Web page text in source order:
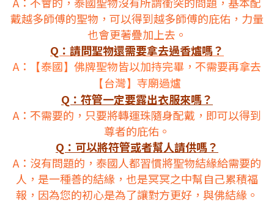
戴越多師傅的聖物，可以得到越多師傅的庇佑，力量
也會更著疊加上去。
Q：請問聖物還需要拿去過香爐嗎？
A：
【泰國】 佛牌聖物皆以加持完畢，不需要再拿去
【台灣】 寺廟過爐
Q：符管一定要露出衣服來嗎？
A：不需要的，只要將轉運珠隨身配戴，即可以得到
尊者的庇佑。
Q：可以將符管或者幫人請供嗎？
A：沒有問題的，泰國人都習慣將聖物結緣給需要的
人，是一種善的結緣，也是冥冥之中幫自己累積福
報，因為您的初心是為了讓對方更好，與佛結緣。